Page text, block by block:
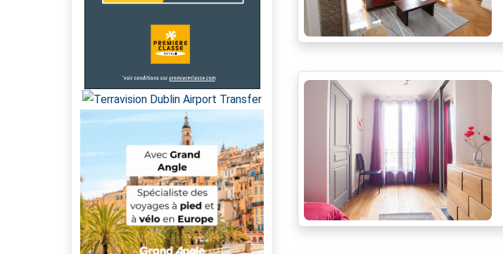
Proche transport
Quartier calme
Stores électriques
Toiture neuve
dernier étage